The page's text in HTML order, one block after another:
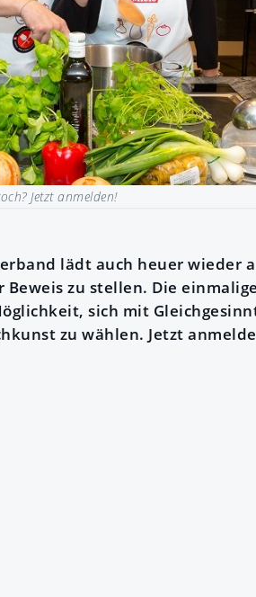
Jetzt anmelden!
lädt auch heuer wieder
zu stellen. Die
sich mit
zu wählen. Jetzt